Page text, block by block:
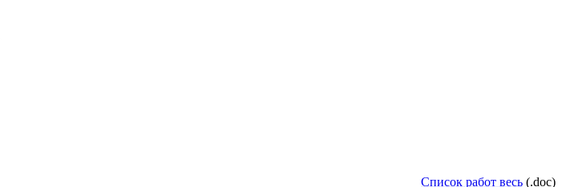
Список работ весь (.doc)